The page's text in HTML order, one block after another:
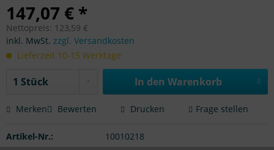
147,07 € *
Nettopreis: 123,59 €
inkl. MwSt. zzgl. Versandkosten
Lieferzeit 10-15 Werktage
In den Warenkorb
Merken Bewerten Drucken Frage stellen
Artikel-Nr.: 10010218